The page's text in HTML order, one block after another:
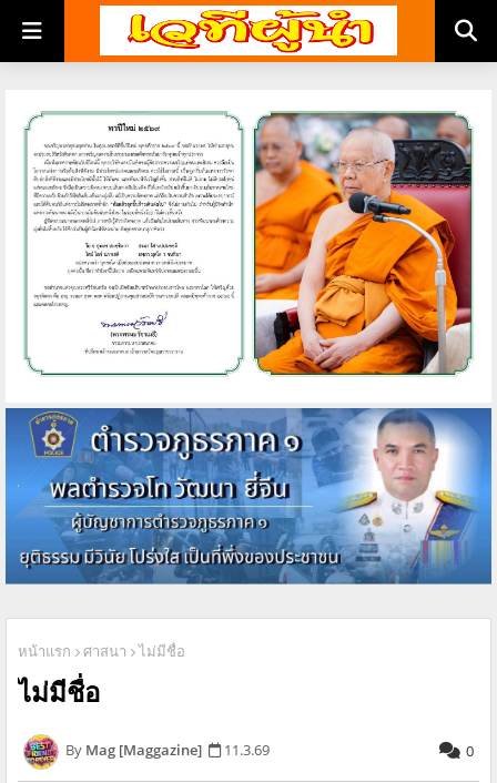
หน้าแรก ศาสนา ไม่มีชื่อ
ไม่มีชื่อ
Mag [Maggazine] 11.3.69 0